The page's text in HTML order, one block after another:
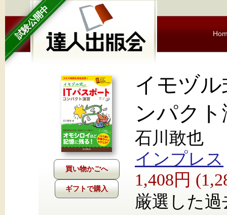
試験公開中
ギフトで購入
イモヅ
ンパク
石川敢也
インプレス
1,408円
厳選した